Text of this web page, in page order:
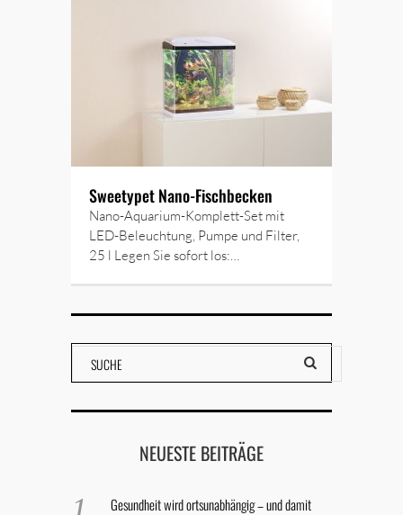
Sweetypet Nano-Fischbecken
Nano-Aquarium-Komplett-Set mit
LED-Beleuchtung, Pumpe und Filter,
25 l Legen Sie sofort los:…
NEUESTE BEITRÄGE
Gesundheit wird ortsunabhängig – und damit